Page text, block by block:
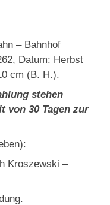
– Bahnhof
Datum: Herbst
cm (B. H.).
stehen
von 30 Tagen zur
Kroszewski –